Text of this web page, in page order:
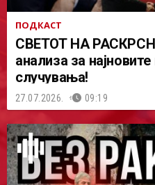
ПОДКАСТ
СВЕТОТ НА
анализа за
случувања!
27.07.2026. 09:19